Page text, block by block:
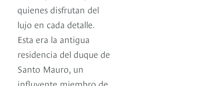
quienes disfrutan del
lujo en cada detalle.
Esta era la antigua
residencia del duque de
Santo Mauro, un
influyente miembro de